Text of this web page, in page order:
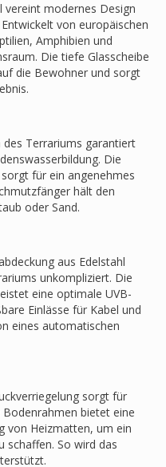
vereint modernes Design
von europäischen
Amphibien und
Die tiefe Glasscheibe
die Bewohner und sorgt
Terrariums garantiert
Die
für ein angenehmes
hält den
oder Sand.
aus Edelstahl
unkompliziert. Die
eine optimale UVB-
Einlässe für Kabel und
eines automatischen
sorgt für
bietet eine
von Heizmatten, um ein
So wird das